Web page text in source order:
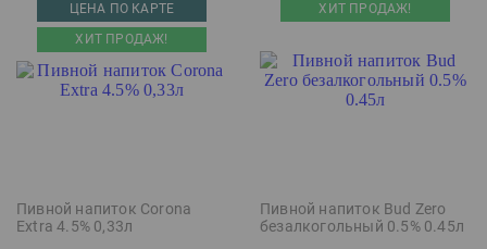
ЦЕНА ПО КАРТЕ
ХИТ ПРОДАЖ!
Пивной напиток Corona
Extra 4.5% 0,33л
ХИТ ПРОДАЖ!
Пивной напиток Bud Zero
безалкогольный 0.5% 0.45л